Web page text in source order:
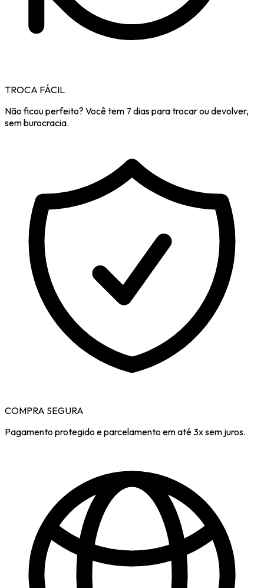
TROCA FÁCIL
Não ficou perfeito? Você tem 7 dias para trocar ou devolver,
sem burocracia.
COMPRA SEGURA
Pagamento protegido e parcelamento em até 3x sem juros.